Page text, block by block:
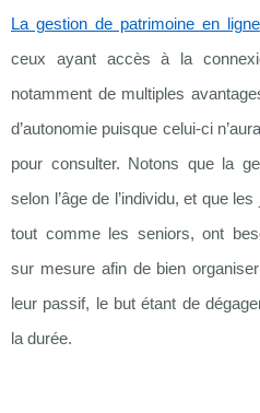
La gestion de patrimoine en ligne
ceux ayant accès à la
notamment de multiples
d’autonomie puisque celui-ci
pour consulter. Notons que la
selon l’âge de l’individu, et que
tout comme les seniors, ont
sur mesure afin de bien
leur passif, le but étant de
la durée.